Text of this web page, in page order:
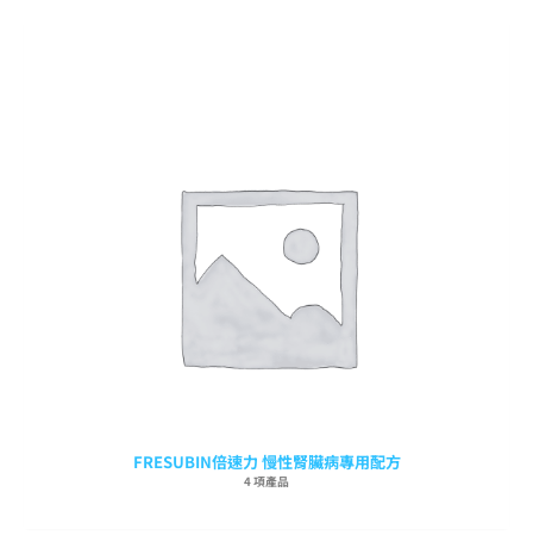
FRESUBIN倍速力 慢性腎臟病專用配方
4 項產品